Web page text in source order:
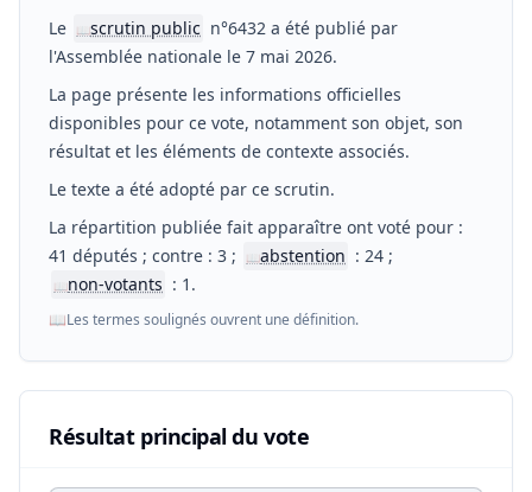
Le 📖scrutin public n°6432 a été publié par
l'Assemblée nationale le 7 mai 2026.
La page présente les informations officielles
disponibles pour ce vote, notamment son objet, son
résultat et les éléments de contexte associés.
Le texte a été adopté par ce scrutin.
La répartition publiée fait apparaître ont voté pour :
41 députés ; contre : 3 ;
📖abstention : 24 ;
📖non-votants : 1.
📖Les termes soulignés ouvrent une définition.
Résultat principal du vote